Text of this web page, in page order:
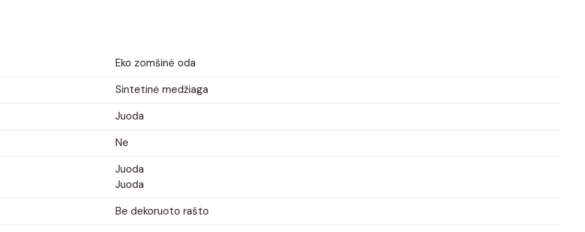
Eko zomšinė oda
Sintetinė medžiaga
Juoda
Ne
Juoda
Juoda
Be dekoruoto rašto